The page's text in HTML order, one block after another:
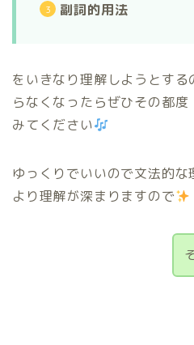
副詞的用法
をいきなり理解しようとす
らなくなったらぜひその都
みてください
ゆっくりでいいので文法的な
より理解が深まりますので